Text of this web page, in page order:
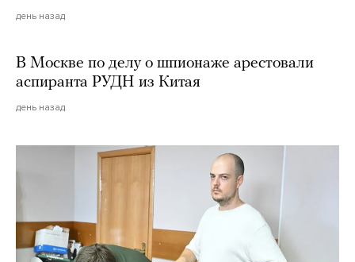
день назад
В Москве по делу о шпионаже арестовали
аспиранта РУДН из Китая
день назад